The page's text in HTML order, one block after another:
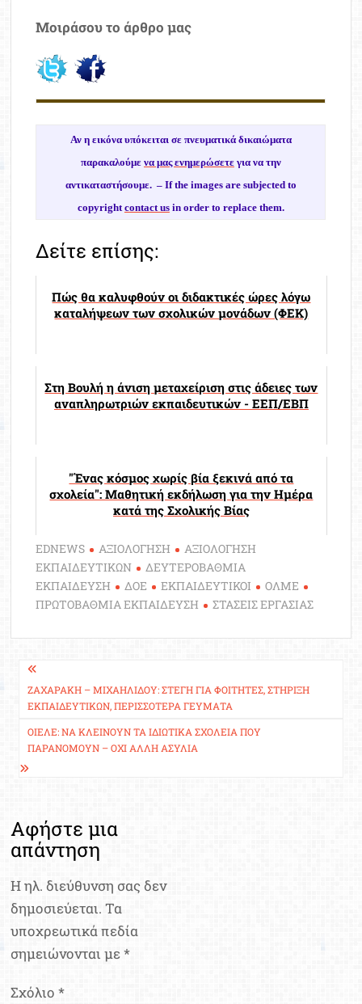
Μοιράσου το άρθρο μας
Αν η εικόνα υπόκειται σε πνευματικά δικαιώματα
παρακαλούμε να μας ενημερώσετεγια να την
αντικαταστήσουμε. – If the images are subjected to
copyright contact usin order to replace them.
Δείτε επίσης:
Πώς θα καλυφθούν οι διδακτικές ώρες λόγω
καταλήψεων των σχολικών μονάδων (ΦΕΚ)
Στη Βουλή η άνιση μεταχείριση στις άδειες των
αναπληρωτριών εκπαιδευτικών - ΕΕΠ/ΕΒΠ
"Ένας κόσμος χωρίς βία ξεκινά από τα
σχολεία": Μαθητική εκδήλωση για την Ημέρα
κατά της Σχολικής Βίας
EDNEWS ΑΞΙΟΛΟΓΗΣΗ
ΑΞΙΟΛΟΓΗΣΗ
ΕΚΠΑΙΔΕΥΤΙΚΩΝ
ΔΕΥΤΕΡΟΒΑΘΜΙΑ
ΕΚΠΑΙΔΕΥΣΗ
ΔΟΕ ΕΚΠΑΙΔΕΥΤΙΚΟΙ
ΟΛΜΕ
ΠΡΩΤΟΒΑΘΜΙΑ ΕΚΠΑΙΔΕΥΣΗ
ΣΤΑΣΕΙΣ ΕΡΓΑΣΙΑΣ
Πλοήγηση
άρθρων
ΖΑΧΑΡΆΚΗ – ΜΙΧΑΗΛΊΔΟΥ: ΣΤΈΓΗ ΓΙΑ ΦΟΙΤΗΤΈΣ, ΣΤΉΡΙΞΗ
ΕΚΠΑΙΔΕΥΤΙΚΏΝ, ΠΕΡΙΣΣΌΤΕΡΑ ΓΕΎΜΑΤΑ
ΟΙΕΛΕ: ΝΑ ΚΛΕΊΝΟΥΝ ΤΑ ΙΔΙΩΤΙΚΆ ΣΧΟΛΕΊΑ ΠΟΥ
ΠΑΡΑΝΟΜΟΎΝ – ΌΧΙ ΆΛΛΗ ΑΣΥΛΊΑ
Αφήστε μια
απάντηση
Η ηλ. διεύθυνση σας δεν
δημοσιεύεται. Τα
υποχρεωτικά πεδία
σημειώνονται με*
Σχόλιο*